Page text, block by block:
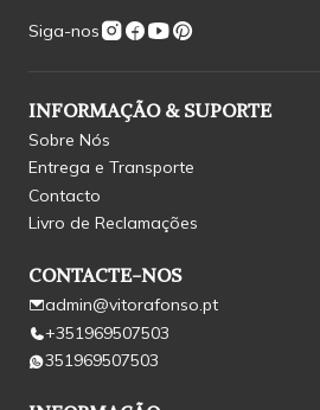
Siga-nos
INFORMAÇÃO & SUPORTE
Sobre Nós
Entrega e Transporte
Contacto
Livro de Reclamações
CONTACTE-NOS
admin@vitorafonso.pt
+351969507503
351969507503